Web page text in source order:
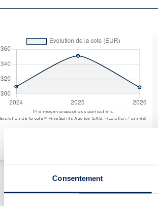
Consentement
Prix moyen proposé aux particuliers.
Evolution de la cote © Fine Spirits Auction S.A.S. - (cotation / année)